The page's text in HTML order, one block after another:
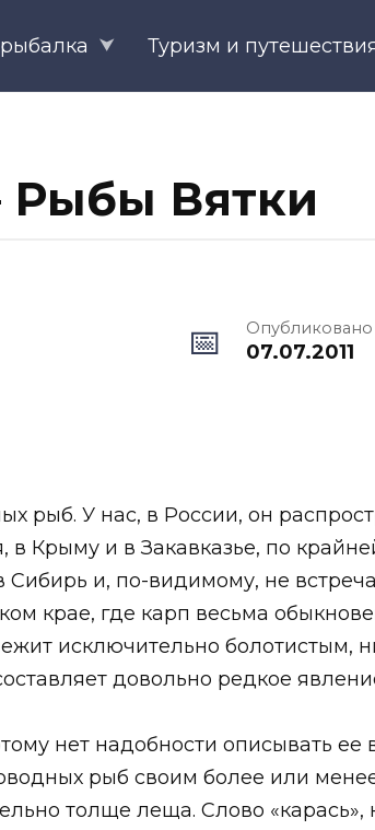
Туризм и
Рыбы Вятки
Опубликовано
07.07.2011
рыб. У нас, в России, он
в Крыму и в Закавказье, по
и, по-видимому, не
крае, где карп весьма
исключительно болотистым,
довольно редкое
нет надобности описывать ее
рыб своим более или
толще леща. Слово «карась»,